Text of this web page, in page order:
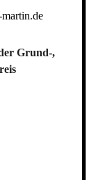
Grund-,